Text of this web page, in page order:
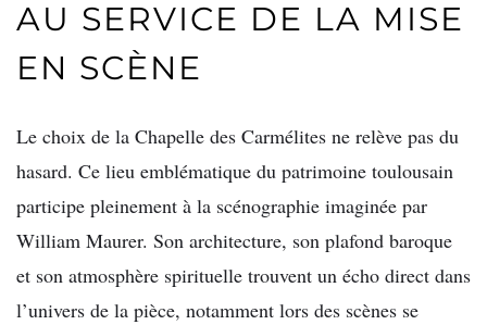
AU SERVICE DE LA MISE
EN SCÈNE
Le choix de la Chapelle des Carmélites ne relève pas du
hasard. Ce lieu emblématique du patrimoine toulousain
participe pleinement à la scénographie imaginée par
William Maurer. Son architecture, son plafond baroque
et son atmosphère spirituelle trouvent un écho direct dans
l’univers de la pièce, notamment lors des scènes se